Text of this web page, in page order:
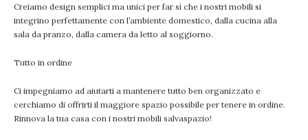
Creiamo design semplici ma unici per far sì che i nostri mobili si
integrino perfettamente con l’ambiente domestico, dalla cucina alla
sala da pranzo, dalla camera da letto al soggiorno.
Tutto in ordine
Ci impegniamo ad aiutarti a mantenere tutto ben organizzato e
cerchiamo di offrirti il maggiore spazio possibile per tenere in ordine.
Rinnova la tua casa con i nostri mobili salvaspazio!